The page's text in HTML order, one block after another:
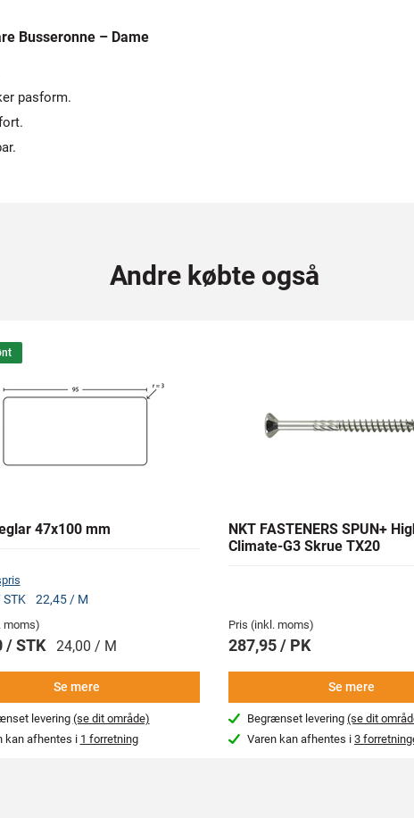
Busseronne – Dame
pasform.
Andre købte også
47x100 mm
22,45 / M
moms)
/ STK 24,00 / M
Se mere
levering (se dit område)
kan afhentes i 1 forretning
NKT FASTENERS SPUN+
Climate-G3 Skrue TX20
Pris (inkl. moms)
287,95 / PK
Se mere
Begrænset levering(se dit
Varen kan afhentes i3